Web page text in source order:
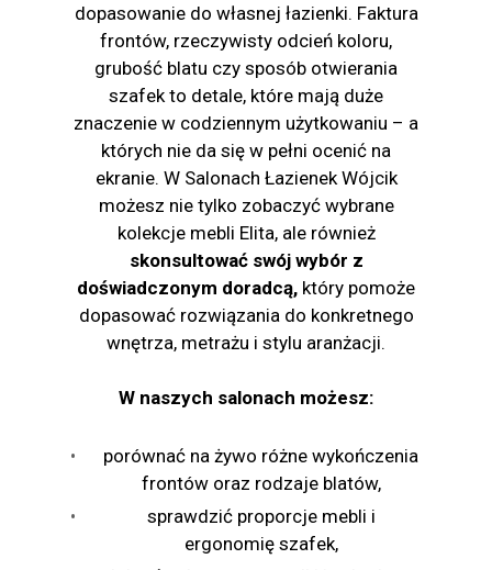
dopasowanie do własnej łazienki. Faktura
frontów, rzeczywisty odcień koloru,
grubość blatu czy sposób otwierania
szafek to detale, które mają duże
znaczenie w codziennym użytkowaniu – a
których nie da się w pełni ocenić na
ekranie. W Salonach Łazienek Wójcik
możesz nie tylko zobaczyć wybrane
kolekcje mebli Elita, ale również
skonsultować swój wybór z
doświadczonym doradcą, który pomoże
dopasować rozwiązania do konkretnego
wnętrza, metrażu i stylu aranżacji.
W naszych salonach możesz:
porównać na żywo różne wykończenia
frontów oraz rodzaje blatów,
sprawdzić proporcje mebli i
ergonomię szafek,